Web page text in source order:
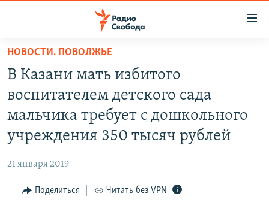
упрощенного
доступа
основному
содержанию
Вернутся
навигации
АВТОРСКИЕ ПРОЕКТЫ
КУЛЬТУРА
IDEL.РЕАЛИИ
НОВОСТИ. ПОВОЛЖЬЕ
В Казани мать избитого
воспитателем детского сада
мальчика требует с дошкольного
учреждения 350 тысяч рублей
21 января 2019
Поделиться Читать без VPN